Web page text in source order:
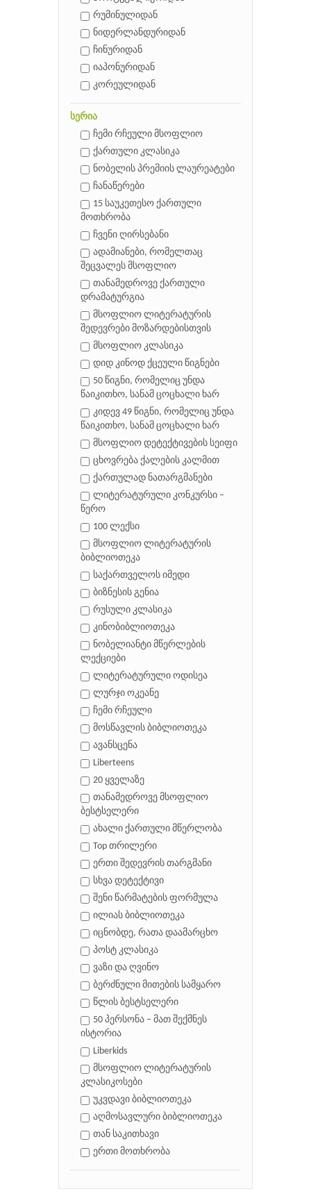
რუმინულიდან
ნიდერლანდურიდან
ჩინურიდან
იაპონურიდან
კორეულიდან
სერია
ჩემი რჩეული მსოფლიო
ქართული კლასიკა
ნობელის პრემიის ლაურეატები
ჩანაწერები
15 საუკეთესო ქართული
მოთხრობა
ჩვენი ღირსებანი
ადამიანები, რომელთაც
შეცვალეს მსოფლიო
თანამედროვე ქართული
დრამატურგია
მსოფლიო ლიტერატურის
შედევრები მოზარდებისთვის
მსოფლიო კლასიკა
დიდ კინოდ ქცეული წიგნები
50 წიგნი, რომელიც უნდა
წაიკითხო, სანამ ცოცხალი ხარ
კიდევ 49 წიგნი, რომელიც უნდა
წაიკითხო, სანამ ცოცხალი ხარ
მსოფლიო დეტექტივების სეიფი
ცხოვრება ქალების კალმით
ქართულად ნათარგმანები
ლიტერატურული კონკურსი –
წერო
100 ლექსი
მსოფლიო ლიტერატურის
ბიბლიოთეკა
საქართველოს იმედი
ბიზნესის გენია
რუსული კლასიკა
კინობიბლიოთეკა
ნობელიანტი მწერლების
ლექციები
ლიტერატურული ოდისეა
ლურჯი ოკეანე
ჩემი რჩეული
მოსწავლის ბიბლიოთეკა
ავანსცენა
Liberteens
20 ყველაზე
თანამედროვე მსოფლიო
ბესტსელერი
ახალი ქართული მწერლობა
Top თრილერი
ერთი შედევრის თარგმანი
სხვა დეტექტივი
შენი წარმატების ფორმულა
ილიას ბიბლიოთეკა
იცნობდე, რათა დაამარცხო
პოსტ კლასიკა
ვაზი და ღვინო
ბერძნული მითების სამყარო
წლის ბესტსელერი
50 პერსონა – მათ შექმნეს
ისტორია
Liberkids
მსოფლიო ლიტერატურის
კლასიკოსები
უკვდავი ბიბლიოთეკა
აღმოსავლური ბიბლიოთეკა
თან საკითხავი
ერთი მოთხრობა